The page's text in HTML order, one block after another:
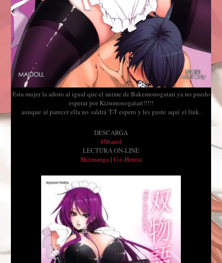
Esta mujer la adoro al igual que el anime de Bakemonogatari ya no puedo
esperar por Kizumonogatari!!!!!
aunque al parecer ella no saldrá T-T espero y les guste aquí el link.
DESCARGA
4Shared
LECTURA ON-LINE
Shitmanga| G.e-Hentai